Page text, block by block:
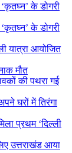
के डोगरी
के डोगरी
यात्रा आयोजित
मौत
की पथरा गई
घरों में तिरंगा
प्रथम ‘दिल्ली
उत्तराखंड आया